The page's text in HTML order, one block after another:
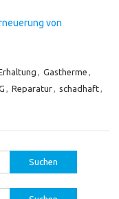
von
, Gastherme ,
, Reparatur, schadhaft,